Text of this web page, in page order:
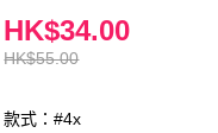
HK$55.00
HK$34.00
款式：#4x